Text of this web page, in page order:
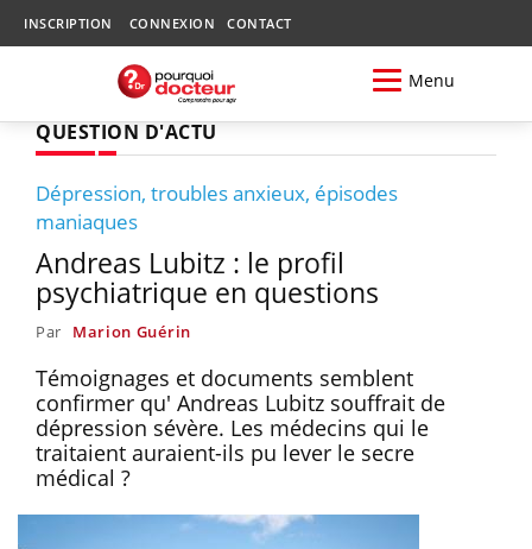
INSCRIPTION CONNEXION CONTACT
Menu
QUESTION D'ACTU
Dépression, troubles anxieux, épisodes
maniaques
Andreas Lubitz : le profil
psychiatrique en questions
Par Marion Guérin
Témoignages et documents semblent
confirmer qu' Andreas Lubitz souffrait de
dépression sévère. Les médecins qui le
traitaient auraient-ils pu lever le secre
médical ?